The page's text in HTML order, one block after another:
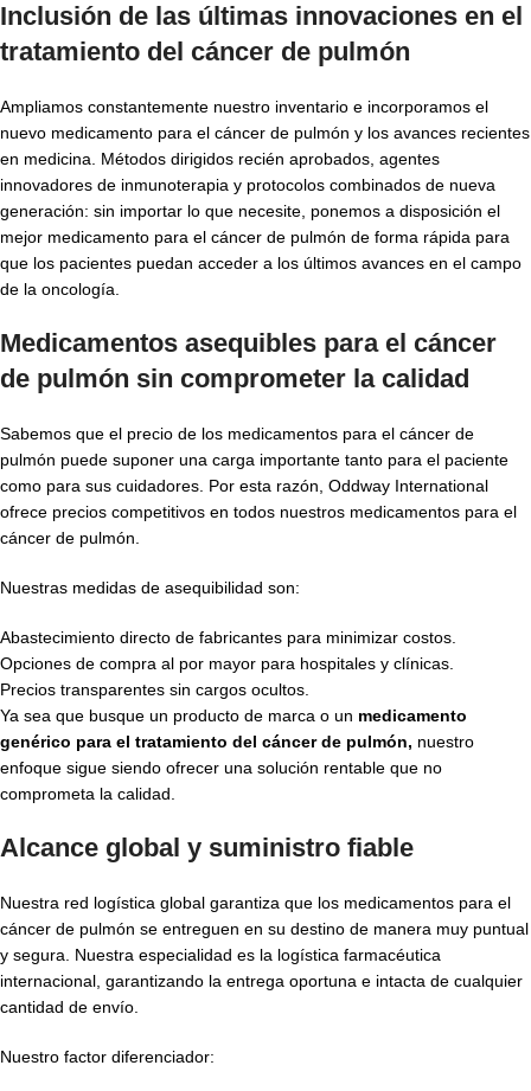
Inclusión de las últimas innovaciones en el
tratamiento del cáncer de pulmón
Ampliamos constantemente nuestro inventario e incorporamos el
nuevo medicamento para el cáncer de pulmón y los avances recientes
en medicina. Métodos dirigidos recién aprobados, agentes
innovadores de inmunoterapia y protocolos combinados de nueva
generación: sin importar lo que necesite, ponemos a disposición el
mejor medicamento para el cáncer de pulmón de forma rápida para
que los pacientes puedan acceder a los últimos avances en el campo
de la oncología.
Medicamentos asequibles para el cáncer
de pulmón sin comprometer la calidad
Sabemos que el precio de los medicamentos para el cáncer de
pulmón puede suponer una carga importante tanto para el paciente
como para sus cuidadores. Por esta razón, Oddway International
ofrece precios competitivos en todos nuestros medicamentos para el
cáncer de pulmón.
Nuestras medidas de asequibilidad son:
Abastecimiento directo de fabricantes para minimizar costos.
Opciones de compra al por mayor para hospitales y clínicas.
Precios transparentes sin cargos ocultos.
Ya sea que busque un producto de marca o un medicamento
genérico para el tratamiento del cáncer de pulmón, nuestro
enfoque sigue siendo ofrecer una solución rentable que no
comprometa la calidad.
Alcance global y suministro fiable
Nuestra red logística global garantiza que los medicamentos para el
cáncer de pulmón se entreguen en su destino de manera muy puntual
y segura. Nuestra especialidad es la logística farmacéutica
internacional, garantizando la entrega oportuna e intacta de cualquier
cantidad de envío.
Nuestro factor diferenciador: